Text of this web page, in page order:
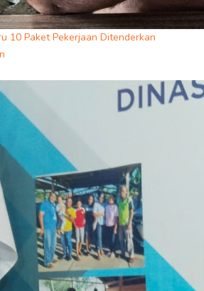
10 Paket Pekerjaan Ditenderkan